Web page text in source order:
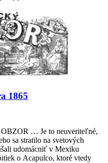
1865
OBZOR … Je to neuveriteľné,
sa stratilo na svetových
udomácniť v Mexiku
o Acapulco, ktoré vtedy